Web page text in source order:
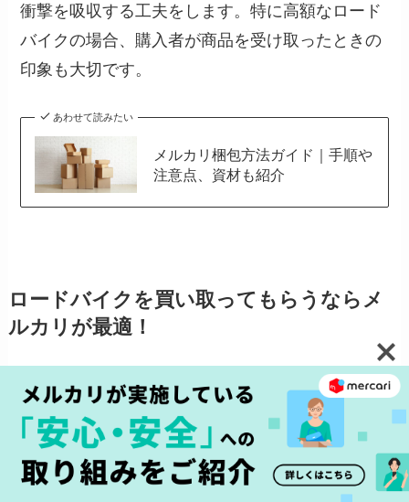
衝撃を吸収する工夫をします。特に高額なロード
バイクの場合、購入者が商品を受け取ったときの
印象も大切です。
あわせて読みたい
メルカリ梱包方法ガイド｜手順や
注意点、資材も紹介
ロードバイクを買い取ってもらうならメ
ルカリが最適！
ロードバイクを処分する際には、いくつかの方法
がありますが、特にメルカリでの売却はおすすめ
です。手軽に出品でき、全国の買い手にアプロー
チできるため、手軽に売れる可能性があります。